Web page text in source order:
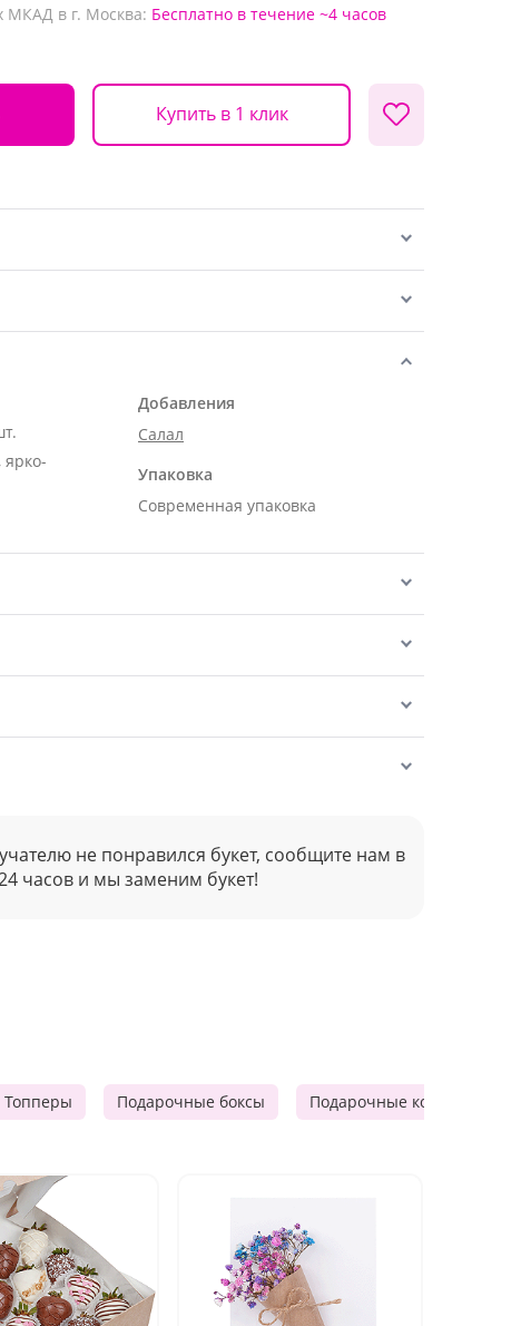
МКАД в г. Москва: Бесплатно в течение ~4 часов
Купить в 1 клик
ярко-
Добавления
Салал
Упаковка
Современная упаковка
не понравился букет, сообщите нам в
часов и мы заменим букет!
Топперы Подарочные боксы Подарочные корзины